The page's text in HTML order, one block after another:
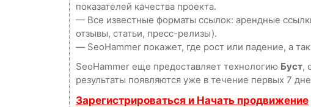
показателей качества проекта.
— Все известные форматы ссылок: арендные
отзывы, статьи, пресс-релизы).
— SeoHammer покажет, где рост или падение, а
SeoHammer еще предоставляет технологию Буст,
результаты появляются уже в течение первых 7
Зарегистрироваться и Начать продвижение